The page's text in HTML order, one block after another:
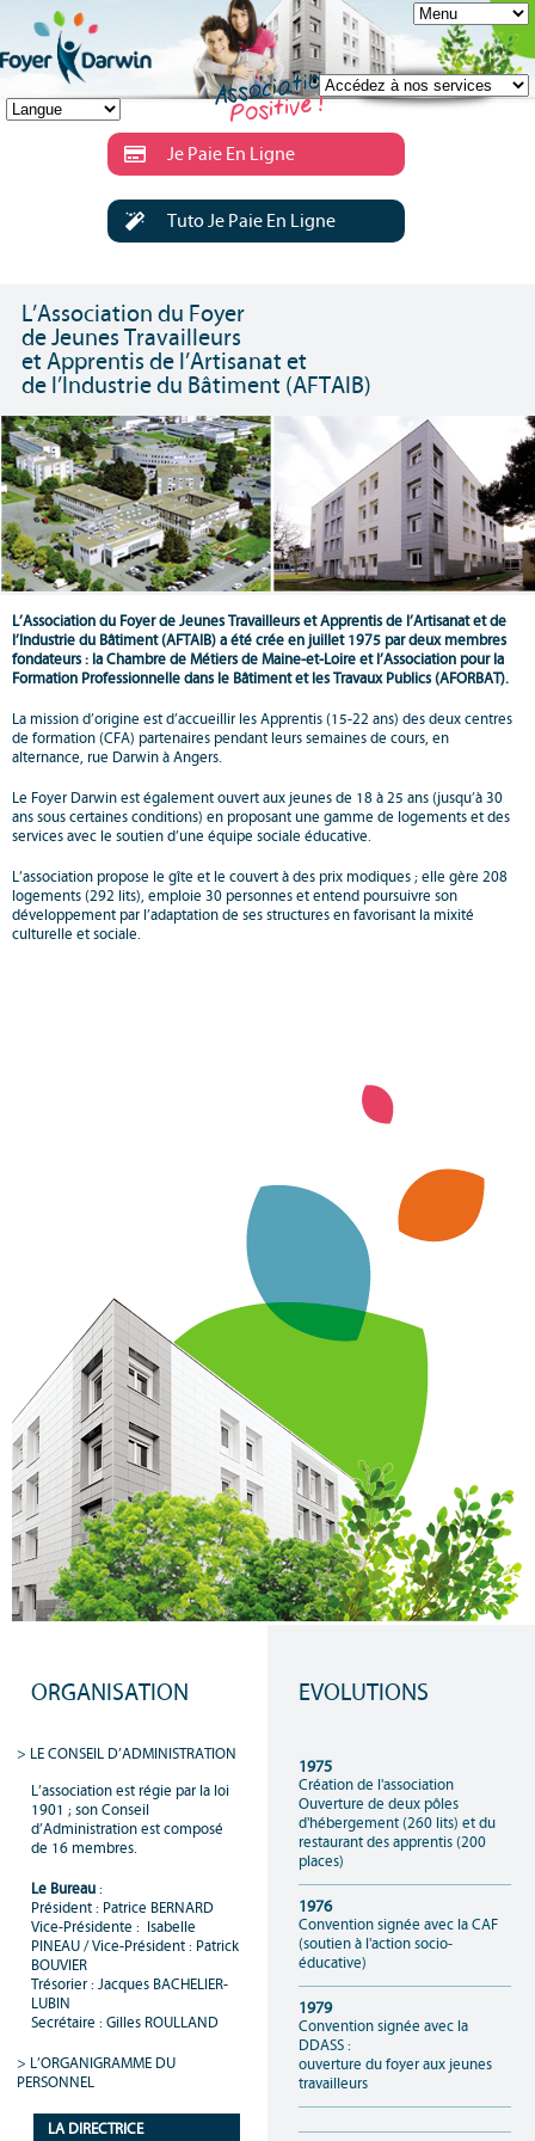
Je Paie En Ligne
Tuto Je Paie En Ligne
L’Association du Foyer
de Jeunes Travailleurs
et Apprentis de l’Artisanat et
de l’Industrie du Bâtiment (AFTAIB)
L’Association du Foyer de Jeunes Travailleurs et Apprentis de l’Artisanat et de
l’Industrie du Bâtiment (AFTAIB) a été crée en juillet 1975 par deux membres
fondateurs : la Chambre de Métiers de Maine-et-Loire et l’Association pour la
Formation Professionnelle dans le Bâtiment et les Travaux Publics (AFORBAT).
La mission d’origine est d’accueillir les Apprentis (15-22 ans) des deux centres
de formation (CFA) partenaires pendant leurs semaines de cours, en
alternance, rue Darwin à Angers.
Le Foyer Darwin est également ouvert aux jeunes de 18 à 25 ans (jusqu’à 30
ans sous certaines conditions) en proposant une gamme de logements et des
services avec le soutien d’une équipe sociale éducative.
L’association propose le gîte et le couvert à des prix modiques ; elle gère 208
logements (292 lits), emploie 30 personnes et entend poursuivre son
développement par l’adaptation de ses structures en favorisant la mixité
culturelle et sociale.
ORGANISATION
LE CONSEIL D’ADMINISTRATION
L’association est régie par la loi
1901 ; son Conseil
d’Administration est composé
de 16 membres.
Le Bureau :
Président : Patrice BERNARD
Vice-Présidente : Isabelle
PINEAU / Vice-Président : Patrick
BOUVIER
Trésorier : Jacques BACHELIER-
LUBIN
Secrétaire : Gilles ROULLAND
L’ORGANIGRAMME DU
PERSONNEL
LA DIRECTRICE
EVOLUTIONS
1975
Création de l'association
Ouverture de deux pôles
d'hébergement (260 lits) et du
restaurant des apprentis (200
places)
1976
Convention signée avec la CAF
(soutien à l'action socio-
éducative)
1979
Convention signée avec la
DDASS :
ouverture du foyer aux jeunes
travailleurs